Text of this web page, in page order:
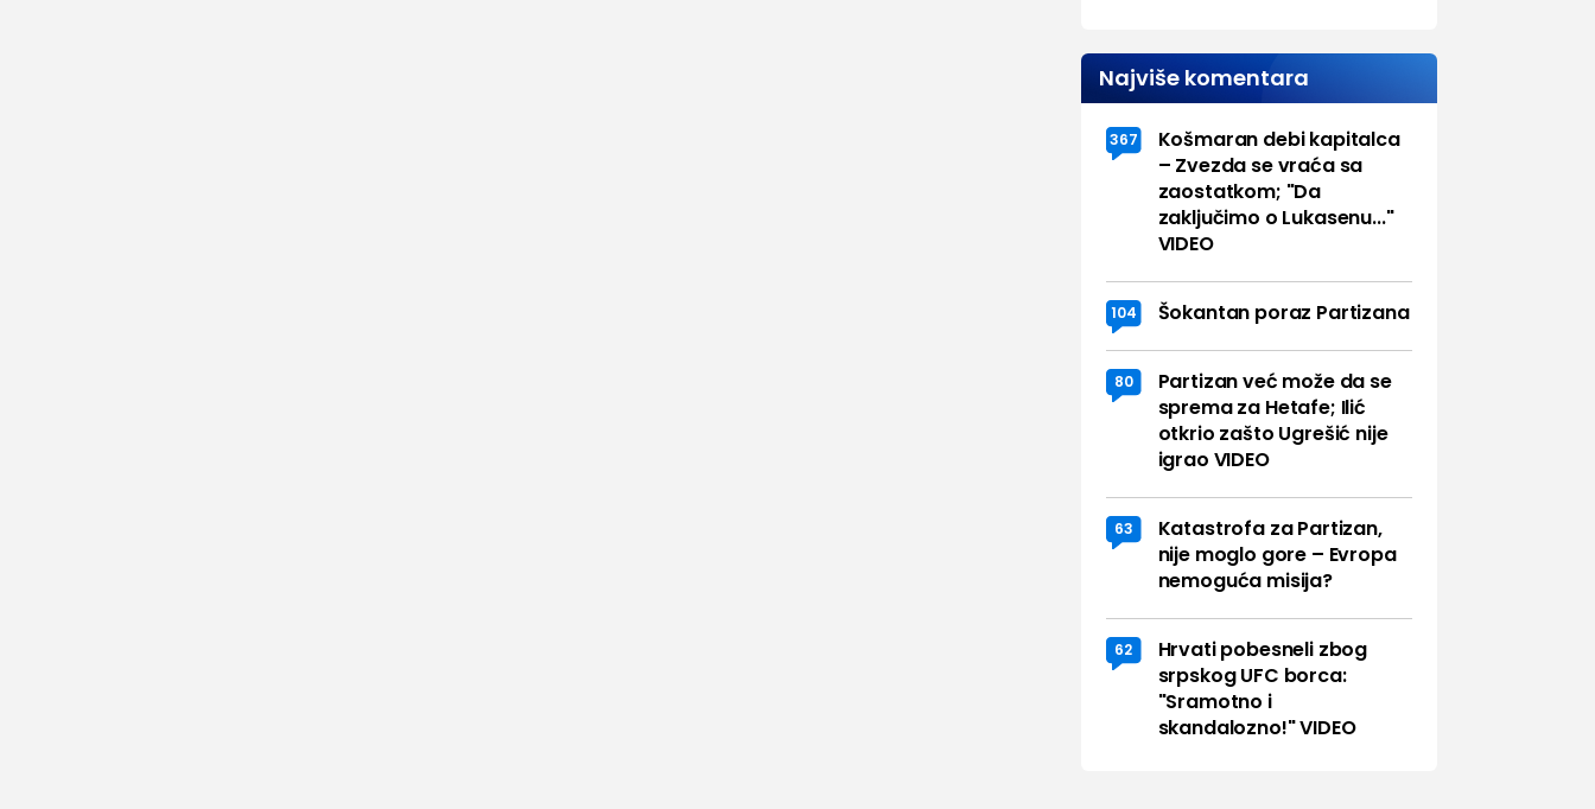
Najviše komentara
367
Košmaran debi kapitalca
– Zvezda se vraća sa
zaostatkom; "Da
zaključimo o Lukasenu..."
VIDEO
104 Šokantan poraz Partizana
80
Partizan već može da se
sprema za Hetafe; Ilić
otkrio zašto Ugrešić nije
igrao VIDEO
63
Katastrofa za Partizan,
nije moglo gore – Evropa
nemoguća misija?
62
Hrvati pobesneli zbog
srpskog UFC borca:
"Sramotno i
skandalozno!" VIDEO